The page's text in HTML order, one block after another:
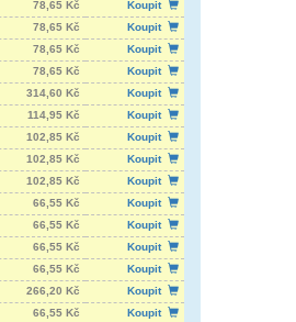
78,65 Kč
Koupit
78,65 Kč
Koupit
78,65 Kč
Koupit
78,65 Kč
Koupit
314,60 Kč
Koupit
114,95 Kč
Koupit
102,85 Kč
Koupit
102,85 Kč
Koupit
102,85 Kč
Koupit
66,55 Kč
Koupit
66,55 Kč
Koupit
66,55 Kč
Koupit
66,55 Kč
Koupit
266,20 Kč
Koupit
66,55 Kč
Koupit